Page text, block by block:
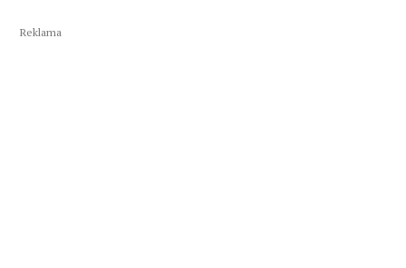
Reklama